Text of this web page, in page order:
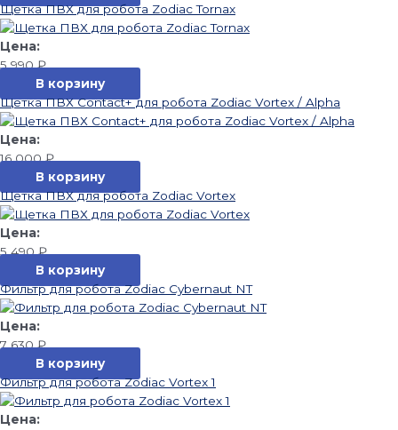
Щетка ПВХ для робота Zodiac Tornax
5 990₽
В корзину
Щетка ПВХ Contact+ для робота Zodiac Vortex / Alpha
16 000₽
В корзину
Щетка ПВХ для робота Zodiac Vortex
5 490₽
В корзину
Фильтр для робота Zodiac Cybernaut NT
7 630₽
В корзину
Фильтр для робота Zodiac Vortex 1